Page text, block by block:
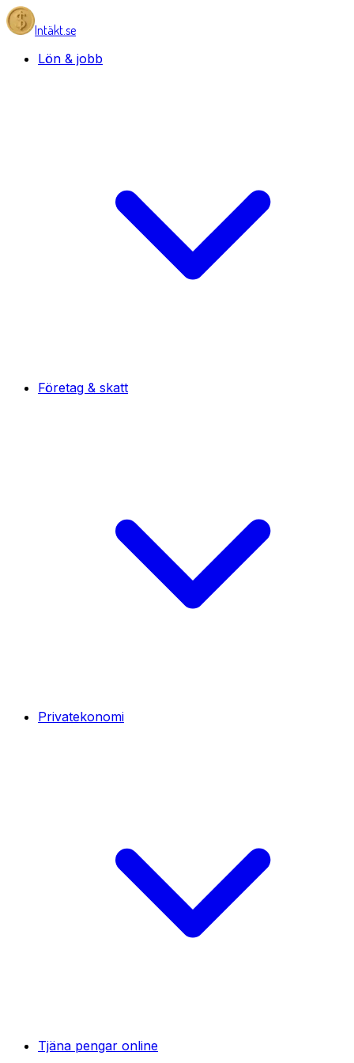
Intäkt.se
Lön & jobb
Företag & skatt
Privatekonomi
Tjäna pengar online